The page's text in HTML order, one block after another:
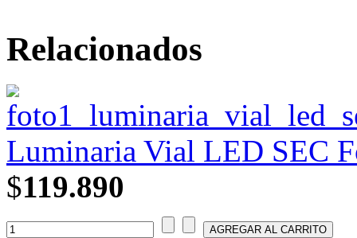
Relacionados
Luminaria Vial LED SEC
$119.890